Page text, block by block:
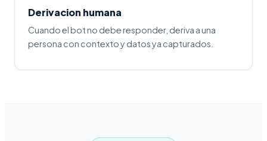
Derivacion humana
Cuando el bot no debe responder, deriva a una
persona con contexto y datos ya capturados.